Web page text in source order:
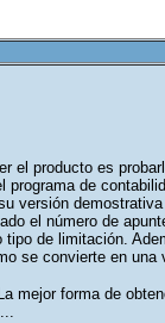
el producto es
programa de
versión
el número de
tipo de limitación.
se convierte en
La mejor forma de